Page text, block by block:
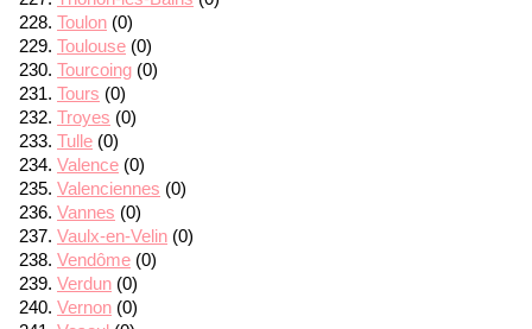
Toulon (0)
Toulouse (0)
Tourcoing (0)
Tours (0)
Troyes (0)
Tulle (0)
Valence (0)
Valenciennes (0)
Vannes (0)
Vaulx-en-Velin (0)
Vendôme (0)
Verdun (0)
Vernon (0)